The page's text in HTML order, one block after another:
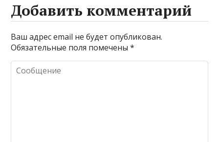
Добавить комментарий
Ваш адрес email не будет опубликован.
Обязательные поля помечены*